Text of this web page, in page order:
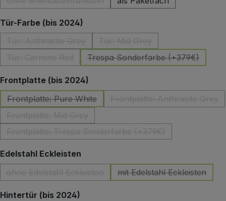
(Diese Option ist zurzeit nicht verfügbar.)
Tür-Farbe (bis 2024)
(Diese Option ist zurzeit nicht verfügbar.)
(Diese Option ist zurzeit nicht
(Diese Option ist zurzeit nicht verfügbar.)
Trespa Sonderfarbe (+379€)
(Diese Option ist zurzeit
Frontplatte (bis 2024)
Frontplatte: Pure White
(Diese Option ist zurzeit nicht verfügbar.)
(Diese Option ist zurzeit nicht verfügbar.)
(Diese Option ist zurzeit nicht verfügbar.)
Edelstahl Eckleisten
(Diese Option ist zurzeit nicht verfügbar.)
mit Edelstahl Eckleisten
(Diese Option ist
Hintertür (bis 2024)